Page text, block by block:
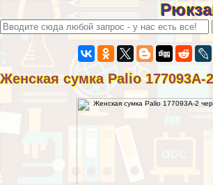
Женская сумка Palio 177093A-